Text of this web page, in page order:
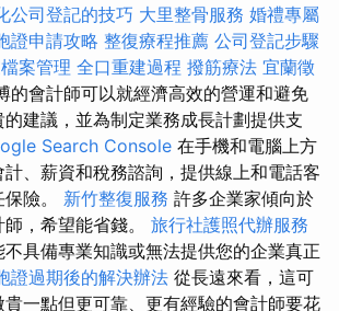
公司登記的技巧 大里整骨服務 婚禮專屬
證申請攻略 整復療程推薦 公司登記步驟
案管理 全口重建過程 撥筋療法 宜蘭徵
的會計師可以就經濟高效的營運和避免
建議，並為制定業務成長計劃提供支
Search Console 在手機和電腦上方
、薪資和稅務諮詢，提供線上和電話客
險。 新竹整復服務 許多企業家傾向於
，希望能省錢。 旅行社護照代辦服務
具備專業知識或無法提供您的企業真正
證過期後的解決辦法 從長遠來看，這可
一點但更可靠、更有經驗的會計師要花